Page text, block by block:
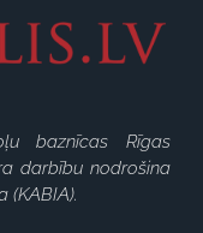
baznīcas Rīgas
darbību nodrošina
(KABIA).